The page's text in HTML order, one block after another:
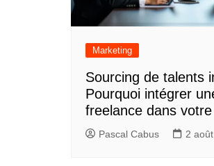
Marketing
Sourcing de talents
Pourquoi intégrer
freelance dans
Pascal Cabus 2